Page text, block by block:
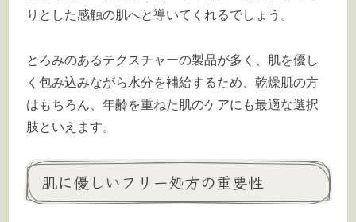
りとした感触の肌へと導いてくれるでしょう。
とろみのあるテクスチャーの製品が多く、肌を優し
く包み込みながら水分を補給するため、乾燥肌の方
はもちろん、年齢を重ねた肌のケアにも最適な選択
肢といえます。
肌に優しいフリー処方の重要性